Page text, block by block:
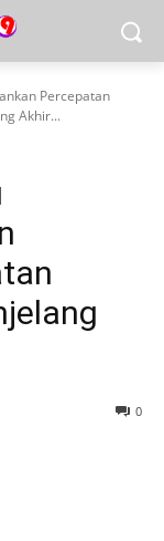
Percepatan
Akhir...
0